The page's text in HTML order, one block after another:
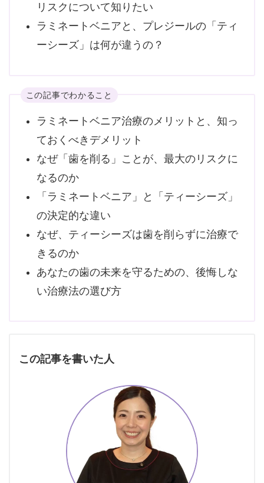
リスクについて知りたい
ラミネートベニアと、プレジールの「ティ
ーシーズ」は何が違うの？
この記事でわかること
ラミネートベニア治療のメリットと、知っ
ておくべきデメリット
なぜ「歯を削る」ことが、最大のリスクに
なるのか
「ラミネートベニア」と「ティーシーズ」
の決定的な違い
なぜ、ティーシーズは歯を削らずに治療で
きるのか
あなたの歯の未来を守るための、後悔しな
い治療法の選び方
この記事を書いた人